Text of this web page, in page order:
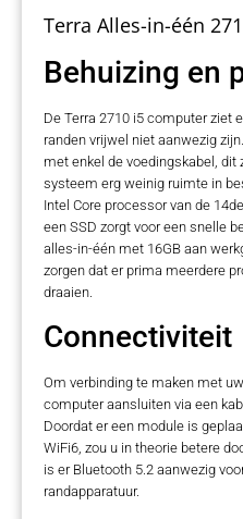
Terra Alles-in-één
Behuizing en
De Terra 2710 i5 computer ziet
randen vrijwel niet aanwezig
met enkel de voedingskabel,
systeem erg weinig ruimte in
Intel Core processor van de
een SSD zorgt voor een snelle
alles-in-één met 16GB aan
zorgen dat er prima meerdere
draaien.
Connectiviteit
Om verbinding te maken met
computer aansluiten via een
Doordat er een module is
WiFi6, zou u in theorie betere
is er Bluetooth 5.2 aanwezig
randapparatuur.